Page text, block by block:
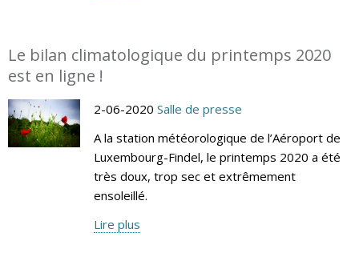
Le bilan climatologique du printemps 2020
est en ligne !
2-06-2020 Salle de presse
A la station météorologique de l’Aéroport de
Luxembourg-Findel, le printemps 2020 a été
très doux, trop sec et extrêmement
ensoleillé.
Lire plus